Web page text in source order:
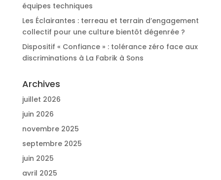
équipes techniques
Les Éclairantes : terreau et terrain d’engagement
collectif pour une culture bientôt dégenrée ?
Dispositif « Confiance » : tolérance zéro face aux
discriminations à La Fabrik à Sons
Archives
juillet 2026
juin 2026
novembre 2025
septembre 2025
juin 2025
avril 2025